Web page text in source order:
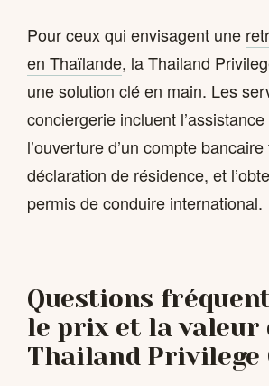
Pour ceux qui envisagent une
en Thaïlande, la Thailand
une solution clé en main. Les
conciergerie incluent
l’ouverture d’un compte
déclaration de résidence, et
permis de conduire international.
Questions
le prix et la valeur
Thailand Privilege